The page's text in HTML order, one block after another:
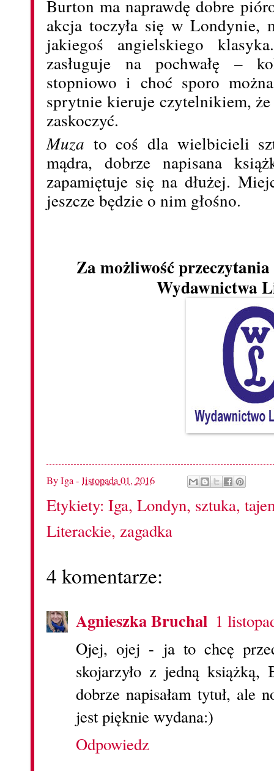
Burton ma naprawdę dobre
akcja toczyła się w Londynie,
jakiegoś angielskiego
zasługuje na pochwałę –
stopniowo i choć sporo
sprytnie kieruje czytelnikiem,
zaskoczyć.
Muza to coś dla wielbicieli
mądra, dobrze napisana
zapamiętuje się na dłużej.
jeszcze będzie o nim głośno.
Za możliwość
Wydawnictwa
ByIga- listopada 01, 2016
Etykiety: Iga, Londyn, sztuka,
Literackie, zagadka
4 komentarze:
Agnieszka Bruchal 1
Ojej, ojej - ja to chcę
skojarzyło z jedną
dobrze napisałam tytuł, ale
jest pięknie wydana:)
Odpowiedz